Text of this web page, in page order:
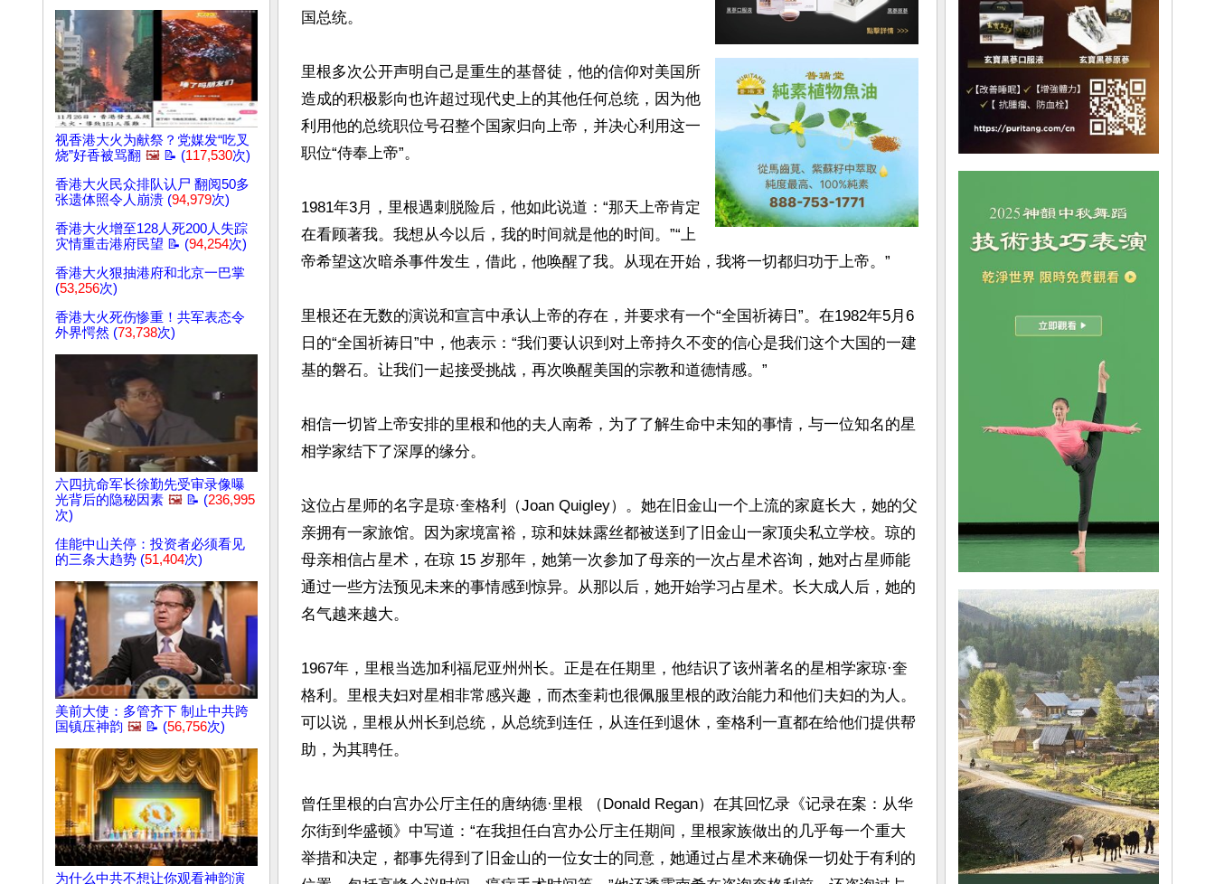
视香港大火为献祭？党媒发“吃叉
烧”好香被骂翻 🖼️ 📝 (117,530次)
香港大火民众排队认尸 翻阅50多
张遗体照令人崩溃 (94,979次)
香港大火增至128人死200人失踪
灾情重击港府民望 📝 (94,254次)
香港大火狠抽港府和北京一巴掌
(53,256次)
香港大火死伤惨重！共军表态令
外界愕然 (73,738次)
六四抗命军长徐勤先受审录像曝
光背后的隐秘因素 🖼️ 📝 (236,995
次)
佳能中山关停：投资者必须看见
的三条大趋势 (51,404次)
美前大使：多管齐下 制止中共跨
国镇压神韵 🖼️ 📝 (56,756次)
为什么中共不想让你观看神韵演
国总统。
里根多次公开声明自己是重生的基督徒，他的信仰对美国所
造成的积极影向也许超过现代史上的其他任何总统，因为他
利用他的总统职位号召整个国家归向上帝，并决心利用这一
职位“侍奉上帝”。
1981年3月，里根遇刺脱险后，他如此说道：“那天上帝肯定
在看顾著我。我想从今以后，我的时间就是他的时间。”“上
帝希望这次暗杀事件发生，借此，他唤醒了我。从现在开始，我将一切都归功于上帝。”
里根还在无数的演说和宣言中承认上帝的存在，并要求有一个“全国祈祷日”。在1982年5月6
日的“全国祈祷日”中，他表示：“我们要认识到对上帝持久不变的信心是我们这个大国的一建
基的磐石。让我们一起接受挑战，再次唤醒美国的宗教和道德情感。”
相信一切皆上帝安排的里根和他的夫人南希，为了了解生命中未知的事情，与一位知名的星
相学家结下了深厚的缘分。
这位占星师的名字是琼·奎格利（Joan Quigley）。她在旧金山一个上流的家庭长大，她的父
亲拥有一家旅馆。因为家境富裕，琼和妹妹露丝都被送到了旧金山一家顶尖私立学校。琼的
母亲相信占星术，在琼 15 岁那年，她第一次参加了母亲的一次占星术咨询，她对占星师能
通过一些方法预见未来的事情感到惊异。从那以后，她开始学习占星术。长大成人后，她的
名气越来越大。
1967年，里根当选加利福尼亚州州长。正是在任期里，他结识了该州著名的星相学家琼·奎
格利。里根夫妇对星相非常感兴趣，而杰奎莉也很佩服里根的政治能力和他们夫妇的为人。
可以说，里根从州长到总统，从总统到连任，从连任到退休，奎格利一直都在给他们提供帮
助，为其聘任。
曾任里根的白宫办公厅主任的唐纳德·里根 （Donald Regan）在其回忆录《记录在案：从华
尔街到华盛顿》中写道：“在我担任白宫办公厅主任期间，里根家族做出的几乎每一个重大
举措和决定，都事先得到了旧金山的一位女士的同意，她通过占星术来确保一切处于有利的